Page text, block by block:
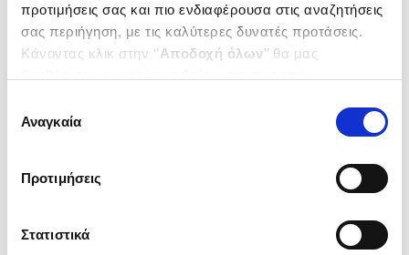
προτιμήσεις σας και πιο ενδιαφέρουσα στις αναζητήσεις
σας περιήγηση, με τις καλύτερες δυνατές προτάσεις.
Κάνοντας κλικ στην ‘’Αποδοχή όλων’’ θα μας
ενδιαφέρουν και να επιλέξετε από τα παρακάτω με την
΄΄και να ενημερωθείτε σχετικά με
συγκατάθεσης
Αναγκαία
Προτιμήσεις
Στατιστικά